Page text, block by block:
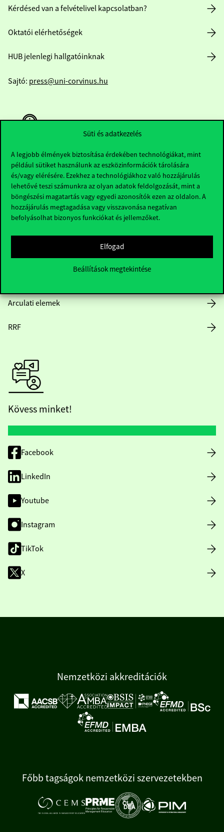
Süti és adatkezelés
A legjobb élmények biztosítása érdekében technológiákat, mint
például sütiket használunk az eszközinformációk tárolására
és/vagy elérésére. Ezekhez a technológiákhoz való hozzájárulás
lehetővé teszi számunkra az olyan adatok feldolgozását, mint a
böngészési magatartás vagy egyedi azonosítók ezen az oldalon. A
hozzájárulás megtagadása vagy visszavonása negatívan
befolyásolhat bizonyos funkciókat és jellemzőket.
Elfogad
Beállítások megtekintése
Kérdésed van a felvételivel kapcsolatban?
Oktatói elérhetőségek
HUB jelenlegi hallgatóinknak
Sajtó: press@uni-corvinus.hu
Hasznos linkek
Nyitvatartás
Arculati elemek
RRF
Kövess minket!
Facebook
LinkedIn
Youtube
Instagram
TikTok
X
Nemzetközi akkreditációk
Főbb tagságok nemzetközi szervezetekben